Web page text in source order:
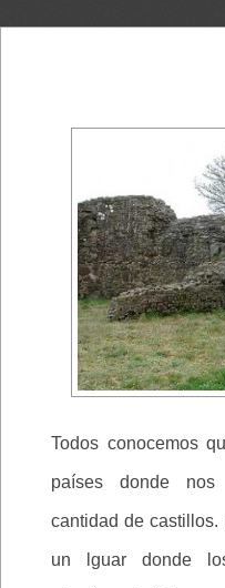
Todos conocemos
países donde nos
cantidad de
un lguar donde